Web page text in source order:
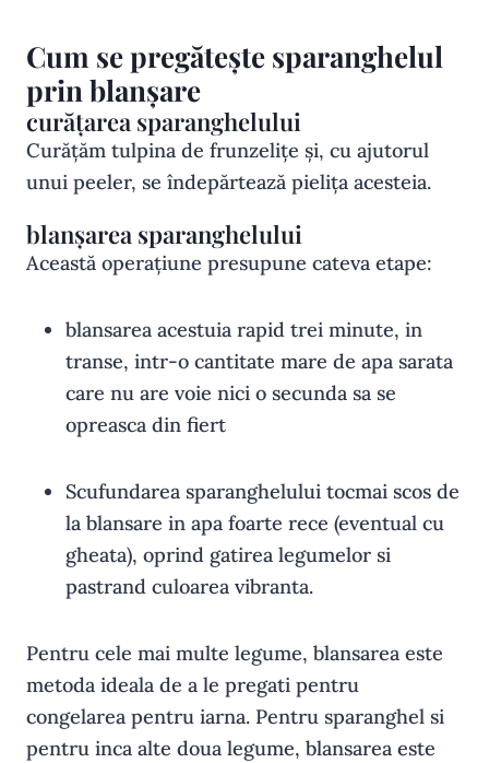
Cum se pregătește sparanghelul
prin blanșare
curățarea sparanghelului
Curățăm tulpina de frunzelițe și, cu ajutorul
unui peeler, se îndepărtează pielița acesteia.
blanșarea sparanghelului
Această operațiune presupune cateva etape:
blansarea acestuia rapid trei minute, in
transe, intr-o cantitate mare de apa sarata
care nu are voie nici o secunda sa se
opreasca din fiert
Scufundarea sparanghelului tocmai scos de
la blansare in apa foarte rece (eventual cu
gheata), oprind gatirea legumelor si
pastrand culoarea vibranta.
Pentru cele mai multe legume, blansarea este
metoda ideala de a le pregati pentru
congelarea pentru iarna. Pentru sparanghel si
pentru inca alte doua legume, blansarea este